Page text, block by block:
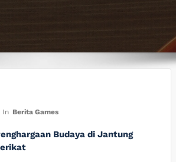
In Berita Games
Budaya di Jantung